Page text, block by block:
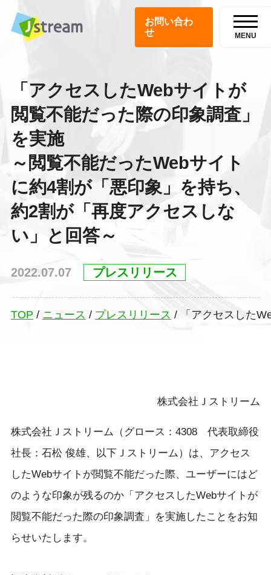
お問い合わ
せ
MENU
「アクセスしたWebサイトが
閲覧不能だった際の印象調査」
を実施
～閲覧不能だったWebサイト
に約4割が「悪印象」を持ち、
約2割が「再度アクセスしな
い」と回答～
2022.07.07 プレスリリース
TOP / ニュース / プレスリリース / 「アクセスした
株式会社Ｊストリーム
株式会社Ｊストリーム（グロース：4308 代表取締役
社長：石松 俊雄、以下Ｊストリーム）は、アクセス
したWebサイトが閲覧不能だった際、ユーザーにはど
のような印象が残るのか「アクセスしたWebサイトが
閲覧不能だった際の印象調査」を実施したことをお知
らせいたします。